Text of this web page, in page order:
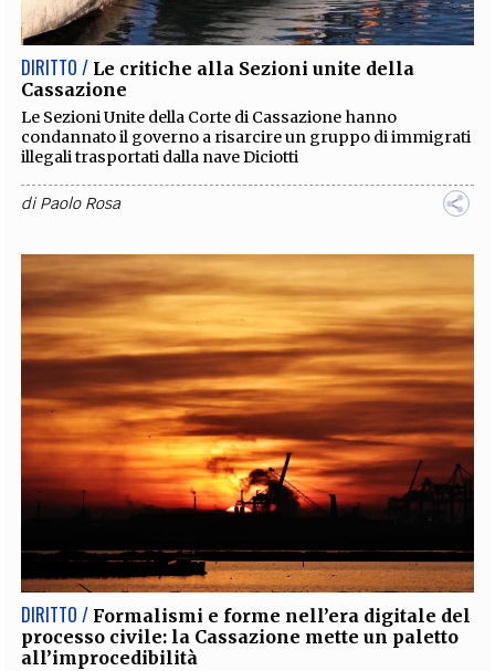
DIRITTO / Le critiche alla Sezioni unite della
Cassazione
Le Sezioni Unite della Corte di Cassazione hanno
condannato il governo a risarcire un gruppo di immigrati
illegali trasportati dalla nave Diciotti
diPaolo Rosa
DIRITTO / Formalismi e forme nell’era digitale del
processo civile: la Cassazione mette un paletto
all’improcedibilità